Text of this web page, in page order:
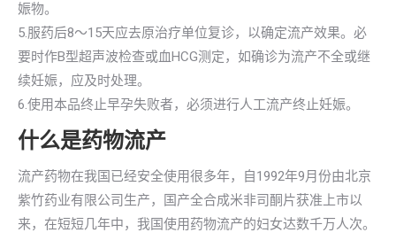
娠物。
5.服药后8～15天应去原治疗单位复诊，以确定流产效果。必
要时作B型超声波检查或血HCG测定，如确诊为流产不全或继
续妊娠，应及时处理。
6.使用本品终止早孕失败者，必须进行人工流产终止妊娠。
什么是药物流产
流产药物在我国已经安全使用很多年，自1992年9月份由北京
紫竹药业有限公司生产，国产全合成米非司酮片获准上市以
来，在短短几年中，我国使用药物流产的妇女达数千万人次。